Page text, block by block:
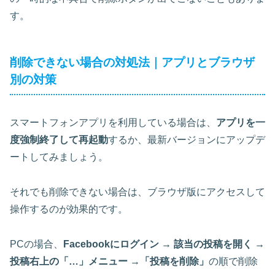
す。
削除できない場合の対処法｜アプリとブラウザ
別の対策
スマートフォンアプリを利用している場合は、 アプリを一
度強制終了して再起動するか、 最新バージョンにアップデ
ート してみましょう。
それでも削除できない場合は、ブラウザ版にアクセスして
操作するのが効果的です。
PCの場合、
Facebookにログイン → 該当の投稿を開く →
投稿右上の「…」メニュー →「投稿を削除」 の順で削除